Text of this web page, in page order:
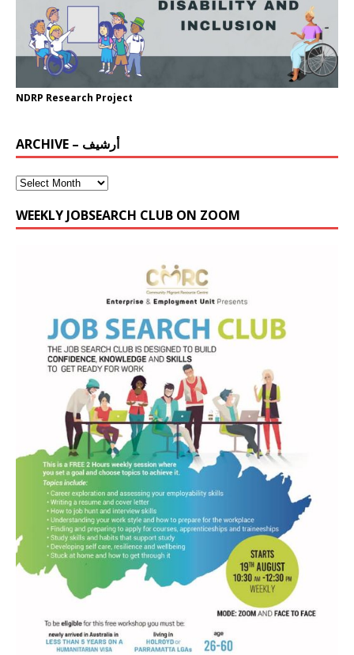
NDRP Research Project
ARCHIVE – أرشيف
WEEKLY JOBSEARCH CLUB ON ZOOM